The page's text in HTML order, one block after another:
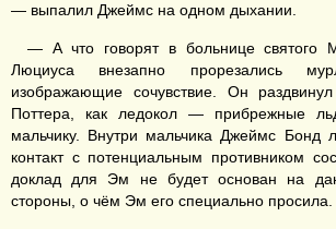
— выпалил Джеймс на одном дыхании.
— А что говорят в больнице святого
Люциуса внезапно прорезались
изображающие сочувствие. Он
Поттера, как ледокол — прибрежные
мальчику. Внутри мальчика Джеймс Бонд
контакт с потенциальным противником
доклад для Эм не будет основан на
стороны, о чём Эм его специально просила.